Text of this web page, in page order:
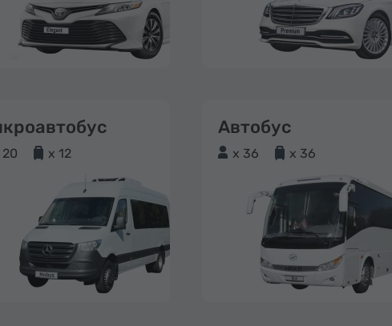
x 12
Автобус
x 36 x 36